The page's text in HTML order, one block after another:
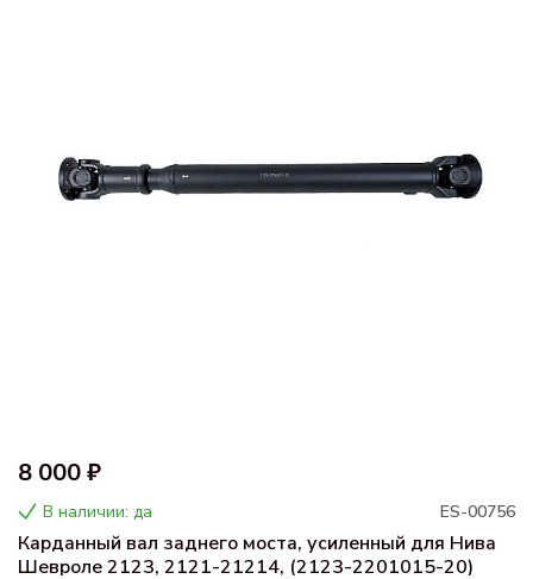
8 000 ₽
В наличии: да ES-00756
Карданный вал заднего моста, усиленный для Нива
Шевроле 2123, 2121-21214, (2123-2201015-20)